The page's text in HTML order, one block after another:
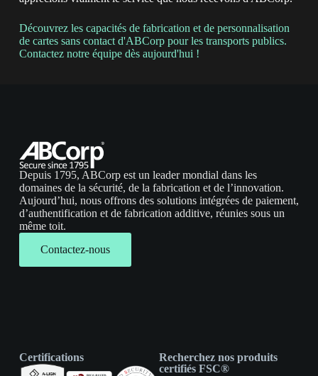
Découvrez les capacités de fabrication et de personnalisation
de cartes sans contact d'ABCorp pour les transports publics.
Contactez notre équipe dès aujourd'hui !
Depuis 1795, ABCorp est un leader mondial dans les
domaines de la sécurité, de la fabrication et de l’innovation.
Aujourd’hui, nous offrons des solutions intégrées de paiement,
d’authentification et de fabrication additive, réunies sous un
même toit.
Contactez-nous
Certifications
Recherchez nos produits
certifiés FSC®